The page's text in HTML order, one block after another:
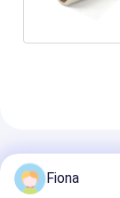
추천된 제품
Fiona